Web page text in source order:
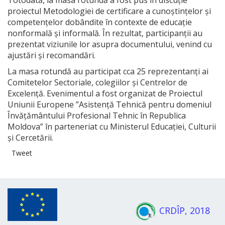
proiectul Metodologiei de certificare a cunoștințelor și
competențelor dobândite în contexte de educație
nonformală și informală. În rezultat, participanții au
prezentat viziunile lor asupra documentului, venind cu
ajustări și recomandări.
La masa rotundă au participat cca 25 reprezentanți ai
Comitetelor Sectoriale, colegiilor și Centrelor de
Excelență. Evenimentul a fost organizat de Proiectul
Uniunii Europene ”Asistență Tehnică pentru domeniul
Învățământului Profesional Tehnic în Republica
Moldova” în parteneriat cu Ministerul Educației, Culturii
și Cercetării.
Tweet
CRDÎP, 2018